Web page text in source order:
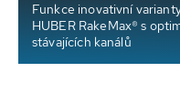
Funkce inovativní
HUBER RakeMax® s
stávajících kanálů